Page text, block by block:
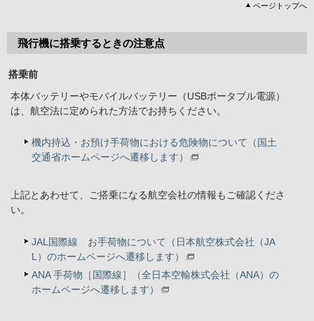
ページトップへ
飛行機に搭乗するときの注意点
搭乗前
本体バッテリーやモバイルバッテリー（USBポータブル電源）
は、航空法に定められた方法でお持ちください。
機内持込・お預け手荷物における危険物について（国土
交通省ホームページへ遷移します）
上記とあわせて、ご搭乗になる航空会社の情報もご確認くださ
い。
JAL国際線 お手荷物について（日本航空株式会社（JA
L）のホームページへ遷移します）
ANA 手荷物［国際線］（全日本空輸株式会社（ANA）の
ホームページへ遷移します）